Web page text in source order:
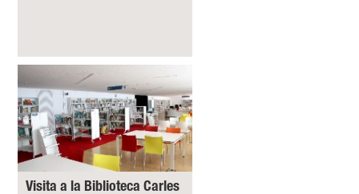
Visita a la Biblioteca Carles